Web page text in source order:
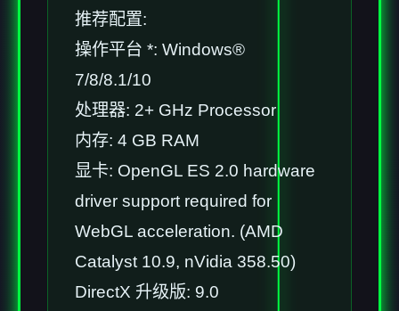
推荐配置:
操作平台 *: Windows®
7/8/8.1/10
处理器: 2+ GHz Processor
内存: 4 GB RAM
显卡: OpenGL ES 2.0 hardware
driver support required for
WebGL acceleration. (AMD
Catalyst 10.9, nVidia 358.50)
DirectX 升级版: 9.0